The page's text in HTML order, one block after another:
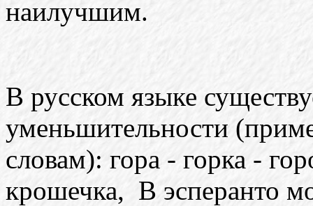
наилучшим.
В русском языке
уменьшительности
словам): гора - горка -
крошечка, В эсперанто